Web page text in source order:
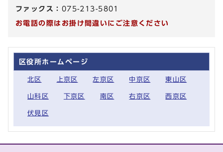
ファックス： 075-213-5801
お電話の際はお掛け間違いにご注意ください
区役所ホームページ
北区 上京区 左京区 中京区 東山区
山科区 下京区 南区 右京区 西京区
伏見区